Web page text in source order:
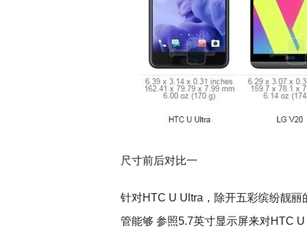
尺寸前后对比一
针对HTC U Ultra，除开五彩缤纷靓
管能够 参照5.7英寸显示屏来对HTC